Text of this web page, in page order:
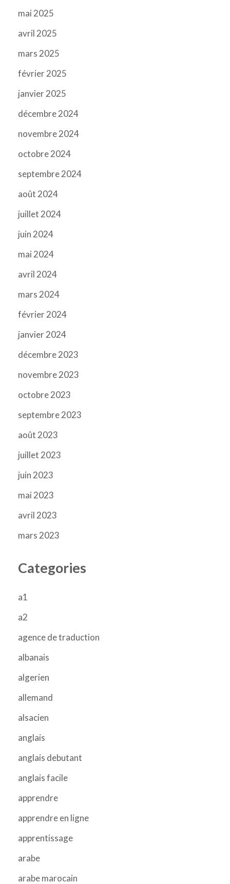
mai 2025
avril 2025
mars 2025
février 2025
janvier 2025
décembre 2024
novembre 2024
octobre 2024
septembre 2024
août 2024
juillet 2024
juin 2024
mai 2024
avril 2024
mars 2024
février 2024
janvier 2024
décembre 2023
novembre 2023
octobre 2023
septembre 2023
août 2023
juillet 2023
juin 2023
mai 2023
avril 2023
mars 2023
Categories
a1
a2
agence de traduction
albanais
algerien
allemand
alsacien
anglais
anglais debutant
anglais facile
apprendre
apprendre en ligne
apprentissage
arabe
arabe marocain